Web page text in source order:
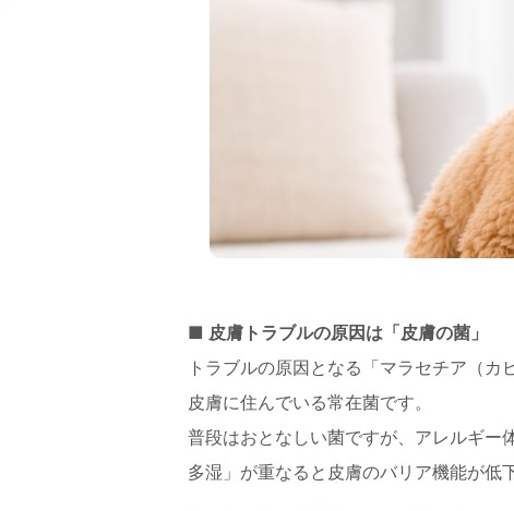
■ 皮膚トラブルの原因は「皮膚の菌」
トラブルの原因となる「マラセチア（
皮膚に住んでいる常在菌です。
普段はおとなしい菌ですが、アレルギー
多湿」が重なると皮膚のバリア機能が低